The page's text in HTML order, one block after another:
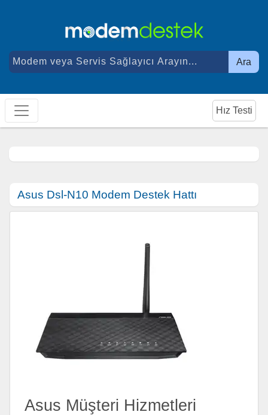
Ara
Hız Testi
Asus Dsl-N10 Modem Destek Hattı
Asus Müşteri Hizmetleri